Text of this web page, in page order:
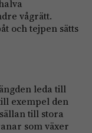
vågrätt.
och tejpen sätts
leda till
exempel den
till stora
som växer